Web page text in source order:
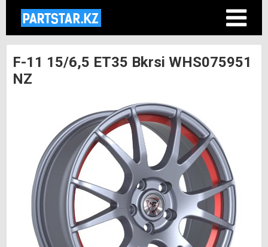
F-11 15/6,5 ET35 Bkrsi WHS075951
NZ